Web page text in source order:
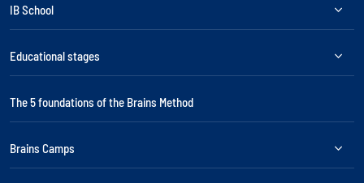
IB School
Educational stages
The 5 foundations of the Brains Method
Brains Camps